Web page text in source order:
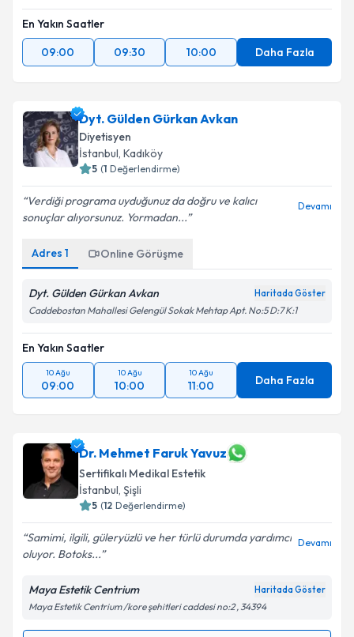
En Yakın Saatler
09:00
09:30 10:00 Daha Fazla
Dyt. Gülden Gürkan Avkan
Diyetisyen
İstanbul, Kadıköy
5 (1 Değerlendirme)
Verdiği programa uyduğunuz da doğru ve kalıcı
sonuçlar alıyorsunuz. Yormadan...
Devamı
Adres 1 Online Görüşme
Dyt. Gülden Gürkan Avkan Haritada Göster
Caddebostan Mahallesi Gelengül Sokak Mehtap Apt. No:5 D:7 K:1
En Yakın Saatler
10 Ağu
09:00
10 Ağu
10:00
10 Ağu
11:00 Daha Fazla
Dr. Mehmet Faruk Yavuz
Sertifikalı Medikal Estetik
İstanbul, Şişli
5 (12 Değerlendirme)
Samimi, ilgili, güleryüzlü ve her türlü durumda yardımcı
oluyor. Botoks...
Devamı
Maya Estetik Centrium Haritada Göster
Maya Estetik Centrium /kore şehitleri caddesi no:2 , 34394